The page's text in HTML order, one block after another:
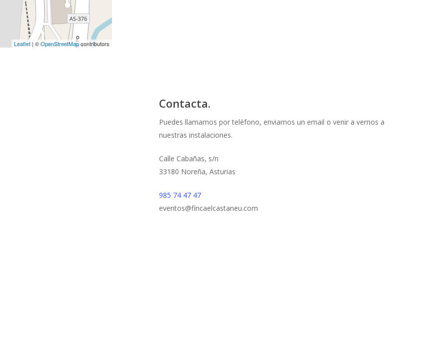
Leaflet | ©OpenStreetMapcontributors
Contacta.
Puedes llamarnos por teléfono, enviarnos un email o venir a vernos a
nuestras instalaciones.
Calle Cabañas, s/n
33180 Noreña, Asturias
985 74 47 47
eventos@fincaelcastaneu.com